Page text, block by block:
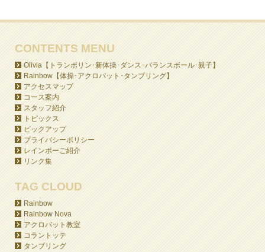
CONTENTS MENU
Olivia【トランポリン･新体操･ダンス･バランスボール･親子】
Rainbow【体操･アクロバット･タンブリング】
アクセスマップ
コース案内
スタッフ紹介
トピックス
ピックアップ
プライバシーポリシー
レインボーご紹介
リンク集
TAG CLOUD
Rainbow
Rainbow Nova
アクロバット教室
コラントッテ
タンブリング